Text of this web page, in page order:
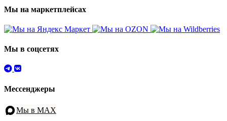
Мы на маркетплейсах
Мы в соцсетях
Мессенджеры
Мы в MAX